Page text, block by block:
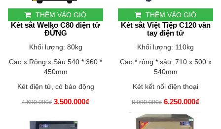
THÊM VÀO GIỎ
Két sắt Welko C80 điện tử
ĐỨNG
Khối lượng: 80kg
Cao x Rộng x Sâu:540 * 360 *
450mm
Két điện tử, có báo động
4.600.000₫ 3.500.000₫
THÊM VÀO GIỎ
Két sắt Việt Tiệp C120 vân
tay điện tử
Khối lượng: 110kg
Cao * rộng * sâu: 710 x 500 x
540mm
Két kết nối điện thoại
8.900.000₫ 6.250.000₫